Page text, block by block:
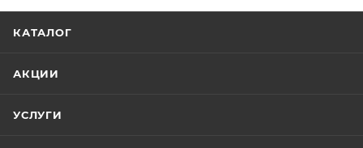
КАТАЛОГ
АКЦИИ
УСЛУГИ